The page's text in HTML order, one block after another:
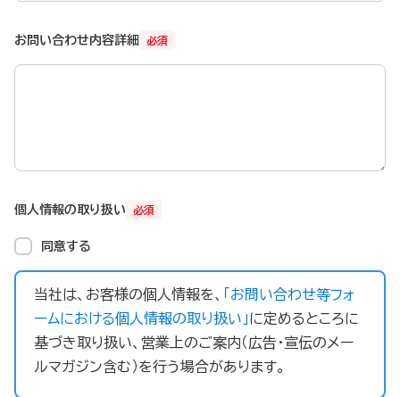
必須
お問い合わせ内容詳細
必須
個人情報の取り扱い
同意する
当社は、お客様の個人情報を、
「お問い合わせ等フォ
ームにおける個人情報の取り扱い」に定めるところに
基づき取り扱い、営業上のご案内（広告・宣伝のメー
ルマガジン含む）を行う場合があります。